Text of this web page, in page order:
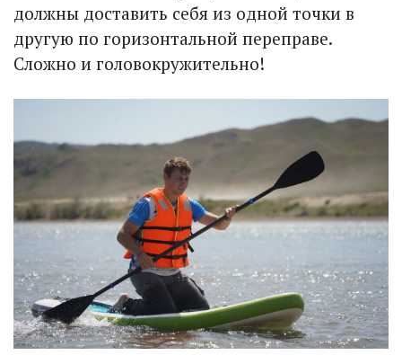
должны доставить себя из одной точки в
другую по горизонтальной переправе.
Сложно и головокружительно!